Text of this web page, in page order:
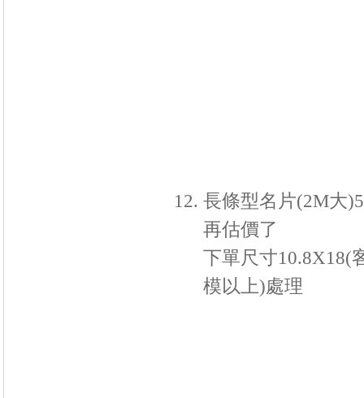
長條型名片(2M大
再估價了
下單尺寸10.8X18(
模以上)處理